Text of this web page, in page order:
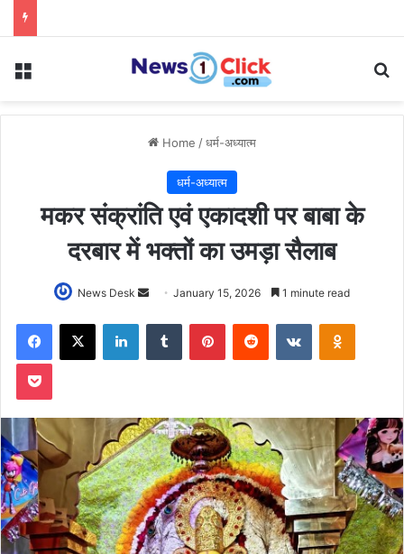
Menu
Home /धर्म-अध्यात्म
धर्म-अध्यात्म
मकर संक्रांति एवं एकादशी पर बाबा के
दरबार में भक्तों का उमड़ा सैलाब
News Desk
Send
email
January 15, 2026 1 minute read
Facebook
X LinkedInTumblr PinterestReddit VKontakte
Pocket